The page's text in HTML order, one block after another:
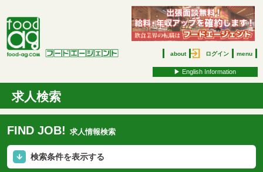
about ログイン menu
▶︎ English Information
求人検索
FIND JOB! 求人情報検索
検索条件を表示する